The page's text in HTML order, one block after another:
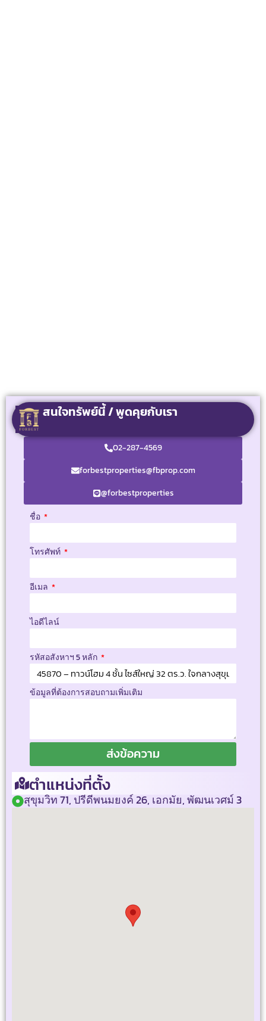
สนใจทรัพย์นี้ / พูดคุยกับเรา
02-287-4569
forbestproperties@fbprop.com
@forbestproperties
ชื่อ
โทรศัพท์
อีเมล
ไอดีไลน์
รหัสอสังหาฯ 5 หลัก
ข้อมูลที่ต้องการสอบถามเพิ่มเติม
ส่งข้อความ
ตำแหน่งที่ตั้ง
สุขุมวิท 71, ปรีดีพนมยงค์ 26, เอกมัย, พัฒนเวศม์ 3